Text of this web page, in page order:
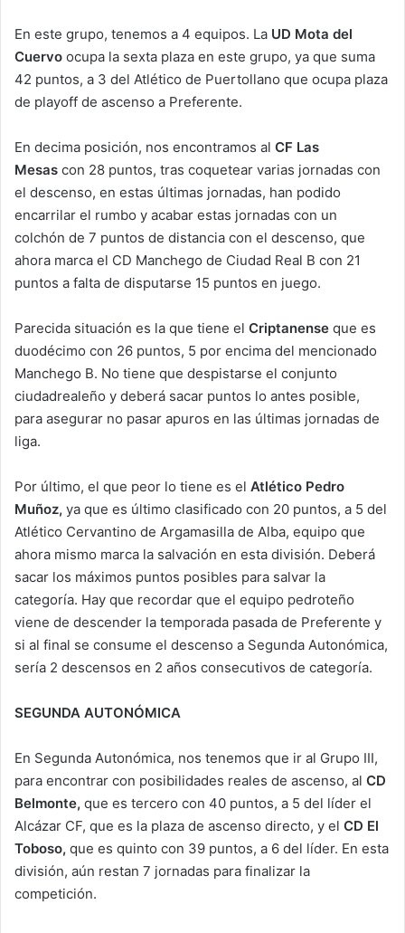
En este grupo, tenemos a 4 equipos. La UD Mota del
Cuervo ocupa la sexta plaza en este grupo, ya que suma
42 puntos, a 3 del Atlético de Puertollano que ocupa plaza
de playoff de ascenso a Preferente.
En decima posición, nos encontramos al CF Las
Mesas con 28 puntos, tras coquetear varias jornadas con
el descenso, en estas últimas jornadas, han podido
encarrilar el rumbo y acabar estas jornadas con un
colchón de 7 puntos de distancia con el descenso, que
ahora marca el CD Manchego de Ciudad Real B con 21
puntos a falta de disputarse 15 puntos en juego.
Parecida situación es la que tiene el Criptanense que es
duodécimo con 26 puntos, 5 por encima del mencionado
Manchego B. No tiene que despistarse el conjunto
ciudadrealeño y deberá sacar puntos lo antes posible,
para asegurar no pasar apuros en las últimas jornadas de
liga.
Por último, el que peor lo tiene es el Atlético Pedro
Muñoz, ya que es último clasificado con 20 puntos, a 5 del
Atlético Cervantino de Argamasilla de Alba, equipo que
ahora mismo marca la salvación en esta división. Deberá
sacar los máximos puntos posibles para salvar la
categoría. Hay que recordar que el equipo pedroteño
viene de descender la temporada pasada de Preferente y
si al final se consume el descenso a Segunda Autonómica,
sería 2 descensos en 2 años consecutivos de categoría.
SEGUNDA AUTONÓMICA
En Segunda Autonómica, nos tenemos que ir al Grupo III,
para encontrar con posibilidades reales de ascenso, al CD
Belmonte, que es tercero con 40 puntos, a 5 del líder el
Alcázar CF, que es la plaza de ascenso directo, y el CD El
Toboso, que es quinto con 39 puntos, a 6 del líder. En esta
división, aún restan 7 jornadas para finalizar la
competición.